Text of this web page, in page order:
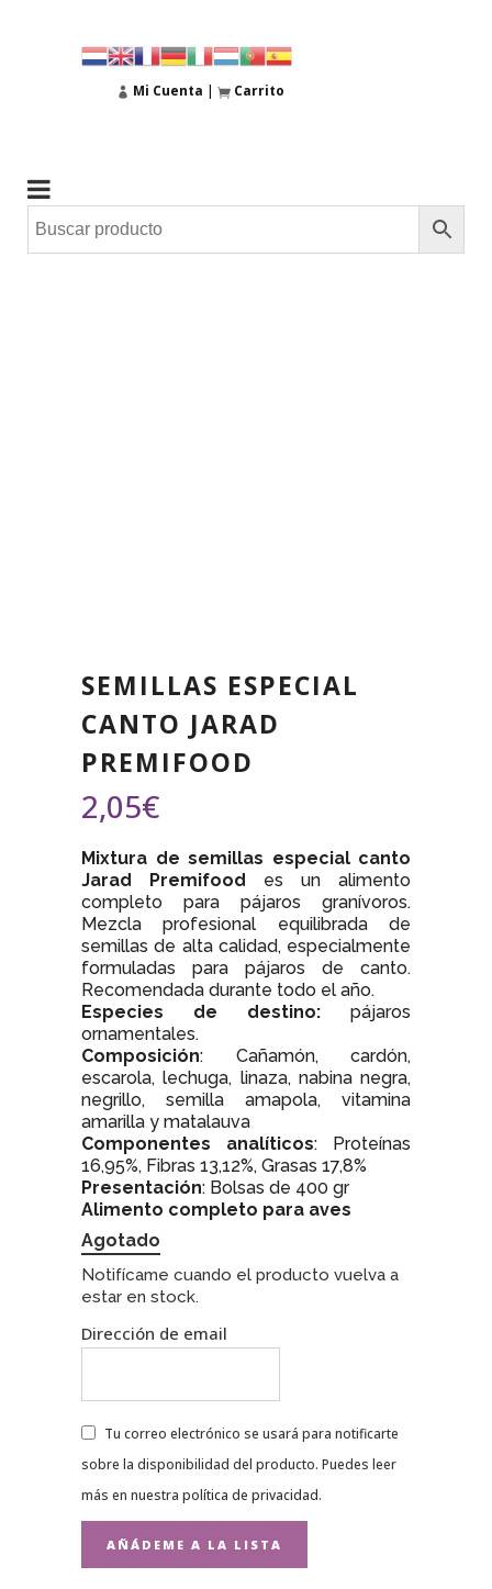
Mi Cuenta | Carrito
SEMILLAS ESPECIAL
CANTO JARAD
PREMIFOOD
2,05€
Mixtura de semillas especial canto
Jarad Premifood es un alimento
completo para pájaros granívoros.
Mezcla profesional equilibrada de
semillas de alta calidad, especialmente
formuladas para pájaros de canto.
Recomendada durante todo el año.
Especies de destino: pájaros
ornamentales.
Composición: Cañamón, cardón,
escarola, lechuga, linaza, nabina negra,
negrillo, semilla amapola, vitamina
amarilla y matalauva
Componentes analíticos: Proteínas
16,95%, Fibras 13,12%, Grasas 17,8%
Presentación: Bolsas de 400 gr
Alimento completo para aves
Agotado
Notifícame cuando el producto vuelva a
estar en stock.
Dirección de email
Tu correo electrónico se usará para notificarte
sobre la disponibilidad del producto. Puedes leer
más en nuestra política de privacidad.